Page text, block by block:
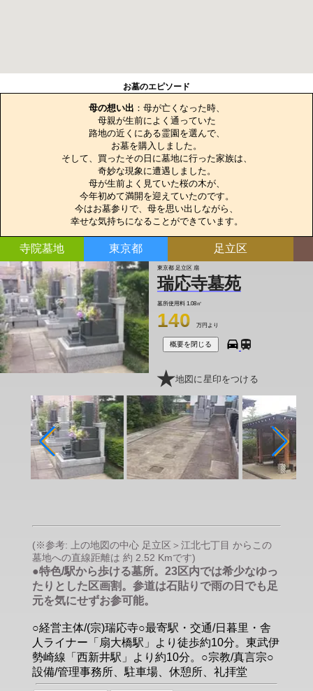
お墓のエピソード
母の想い出 ：母が亡くなった時、
母親が生前によく通っていた
路地の近くにある霊園を選んで、
お墓を購入しました。
そして、買ったその日に墓地に行った家族は、
奇妙な現象に遭遇しました。
母が生前よく見ていた桜の木が、
今年初めて満開を迎えていたのです。
今はお墓参りで、母を思い出しながら、
幸せな気持ちになることができています。
寺院墓地 東京都 足立区
東京都 足立区 扇
瑞応寺墓苑
墓所使用料 1.08㎡
140 万円より
概要を閉じる
地図に星印をつける
(※参考: 上の地図の中心 足立区＞江北七丁目 からこの
墓地への直線距離は 約 2.52 Kmです)
●特色/駅から歩ける墓所。23区内では希少なゆっ
たりとした区画割。参道は石貼りで雨の日でも足
元を気にせずお参可能。
○経営主体/(宗)瑞応寺○最寄駅・交通/日暮里・舎
人ライナー「扇大橋駅」より徒歩約10分。東武伊
勢崎線「西新井駅」より約10分。○宗教/真言宗○
設備/管理事務所、駐車場、休憩所、礼拝堂